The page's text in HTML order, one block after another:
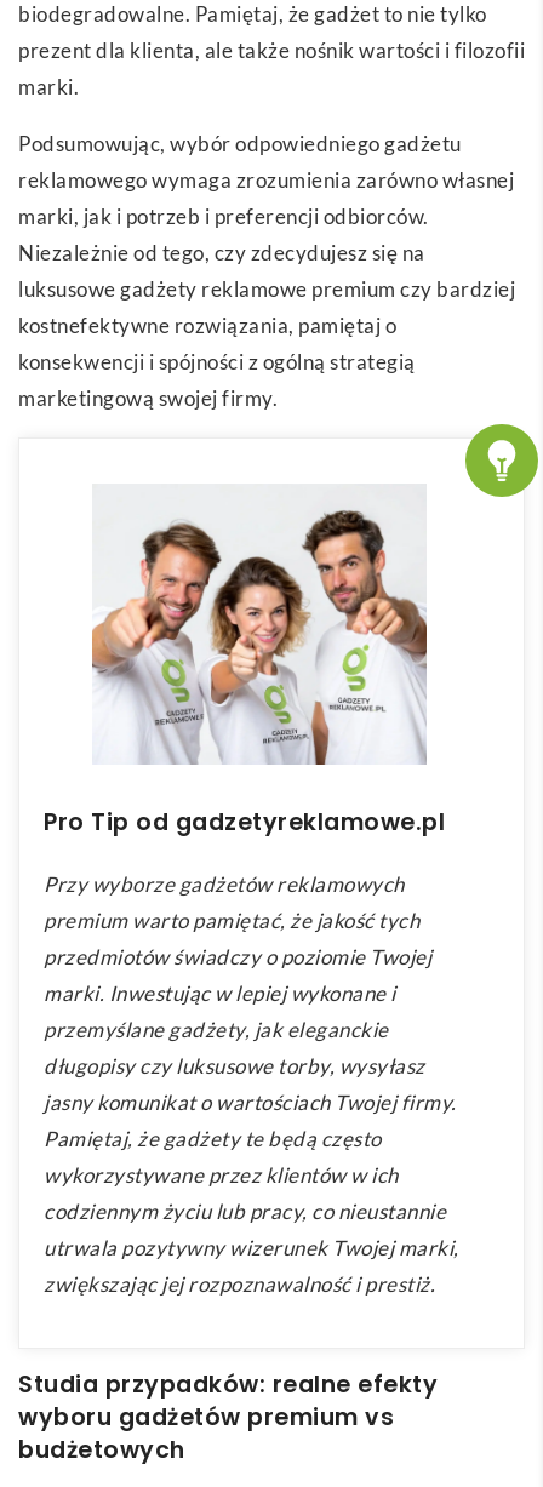
biodegradowalne. Pamiętaj, że gadżet to nie tylko
prezent dla klienta, ale także nośnik wartości i filozofii
marki.
Podsumowując, wybór odpowiedniego gadżetu
reklamowego wymaga zrozumienia zarówno własnej
marki, jak i potrzeb i preferencji odbiorców.
Niezależnie od tego, czy zdecydujesz się na
luksusowe gadżety reklamowe premium czy bardziej
kostnefektywne rozwiązania, pamiętaj o
konsekwencji i spójności z ogólną strategią
marketingową swojej firmy.
Pro Tip od gadzetyreklamowe.pl
Przy wyborze gadżetów reklamowych
premium warto pamiętać, że jakość tych
przedmiotów świadczy o poziomie Twojej
marki. Inwestując w lepiej wykonane i
przemyślane gadżety, jak eleganckie
długopisy czy luksusowe torby, wysyłasz
jasny komunikat o wartościach Twojej firmy.
Pamiętaj, że gadżety te będą często
wykorzystywane przez klientów w ich
codziennym życiu lub pracy, co nieustannie
utrwala pozytywny wizerunek Twojej marki,
zwiększając jej rozpoznawalność i prestiż.
Studia przypadków: realne efekty
wyboru gadżetów premium vs
budżetowych